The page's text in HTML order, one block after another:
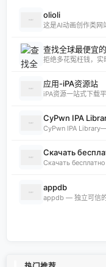
olioli
这是AI动画创作类网
查找全球最便宜
应用-iPA资源站
CyPwn IPA
Скачать
appdb